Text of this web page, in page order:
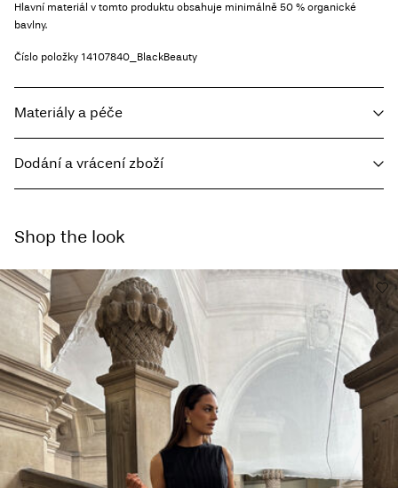
Hlavní materiál v tomto produktu obsahuje minimálně 50 % organické
bavlny.
Číslo položky 14107840_BlackBeauty
Materiály a péče
Nesušit v sušičce
Nesušit chemicky
Sušit na šňůře
Dodání a vrácení zboží
Pick up at Service Point (Packeta) Kč 110,00
Možnosti doručení
Shop the look